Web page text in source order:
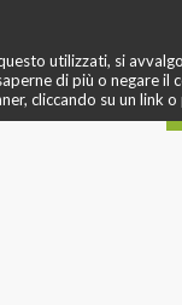
utilizzati, si
di più o negare il
cliccando su un link